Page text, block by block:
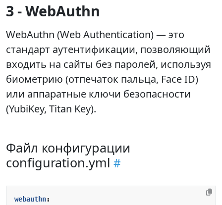
3 - WebAuthn
WebAuthn (Web Authentication) — это
стандарт аутентификации, позволяющий
входить на сайты без паролей, используя
биометрию (отпечаток пальца, Face ID)
или аппаратные ключи безопасности
(YubiKey, Titan Key).
Файл конфигурации
configuration.yml
webauthn: